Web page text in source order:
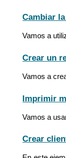
Cambiar
Vamos a
Crear un
Vamos a
Imprimir
Vamos a
Crear